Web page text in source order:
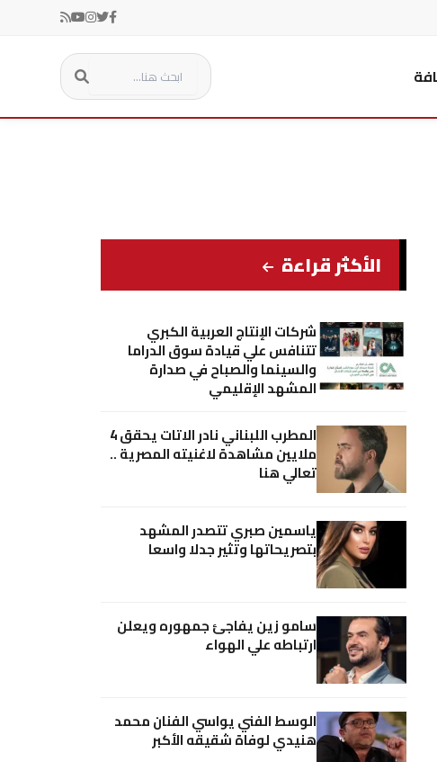
الأكثر قراءة
شركات الإنتاج العربية الكبري
تتنافس علي قيادة سوق الدراما
والسينما والصباح في صدارة
المشهد الإقليمي
المطرب اللبناني نادر الاتات يحقق 4
ملايين مشاهدة لاغنيته المصرية ..
تعالي هنا
ياسمين صبري تتصدر المشهد
بتصريحاتها وتثير جدلا واسعا
سامو زين يفاجئ جمهوره ويعلن
ارتباطه علي الهواء
الوسط الفني يواسي الفنان محمد
هنيدي لوفاة شقيقه الأكبر